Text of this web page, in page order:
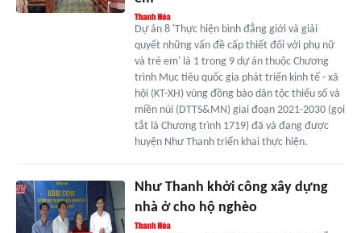
Dự án 8 'Thực hiện bình đẳng giới và giải
quyết những vấn đề cấp thiết đối với phụ nữ
và trẻ em' là 1 trong 9 dự án thuộc Chương
trình Mục tiêu quốc gia phát triển kinh tế - xã
hội (KT-XH) vùng đồng bào dân tộc thiểu số và
miền núi (DTTS&MN) giai đoạn 2021-2030 (gọi
tắt là Chương trình 1719) đã và đang được
huyện Như Thanh triển khai thực hiện.
Như Thanh khởi công xây dựng
nhà ở cho hộ nghèo